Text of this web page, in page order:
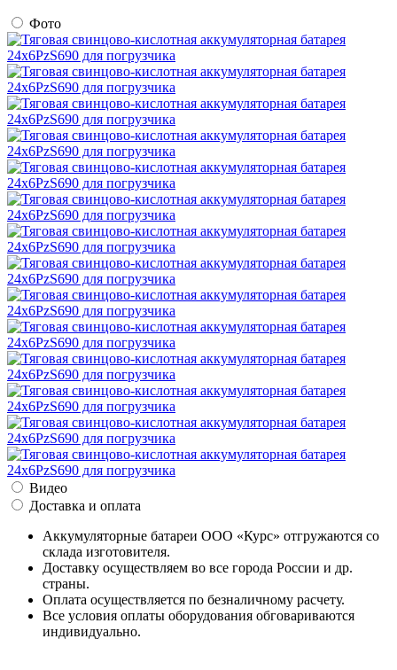
Фото
Видео
Доставка и оплата
Аккумуляторные батареи ООО «Курс» отгружаются со
склада изготовителя.
Доставку осуществляем во все города России и др.
страны.
Оплата осуществляется по безналичному расчету.
Все условия оплаты оборудования обговариваются
индивидуально.